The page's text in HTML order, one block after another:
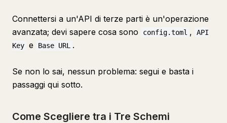
Connettersi a un'API di terze parti è un'operazione
avanzata; devi sapere cosa sono
config.toml ,
API
Key e Base URL .
Se non lo sai, nessun problema: segui e basta i
passaggi qui sotto.
Come Scegliere tra i Tre Schemi